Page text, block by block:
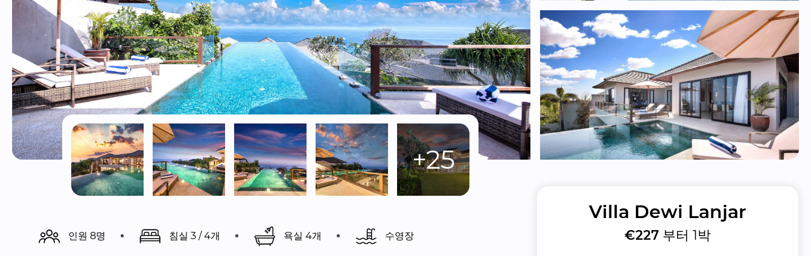
+25
인원 8명 침실 3 / 4개 욕실 4개 수영장
Villa Dewi Lanjar
€227 부터 1박